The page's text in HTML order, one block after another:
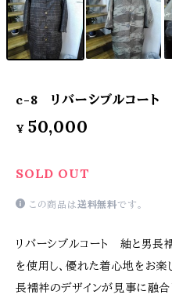
c-8 リバーシブルコー
¥ 50,000
SOLD OUT
この商品は送料無料です。
リバーシブルコート 紬と男長
を使用し、優れた着心地をお
長襦袢のデザインが見事に融